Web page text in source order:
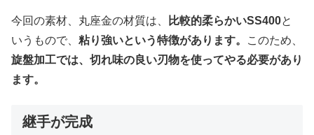
今回の素材、丸座金の材質は、 比較的柔らかいSS400と
いうもので、 粘り強いという特徴があります。
このため、
旋盤加工では、切れ味の良い刃物を使ってやる必要があり
ます。
継手が完成